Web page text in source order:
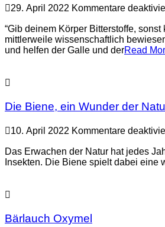
29. April 2022 Kommentare
“Gib deinem Körper Bitterstoffe,
mittlerweile wissenschaftlich
und helfen der Galle und derRead
Die Biene, ein Wunder der
10. April 2022 Kommentare
Das Erwachen der Natur hat jedes
Insekten. Die Biene spielt dabei
Bärlauch Oxymel